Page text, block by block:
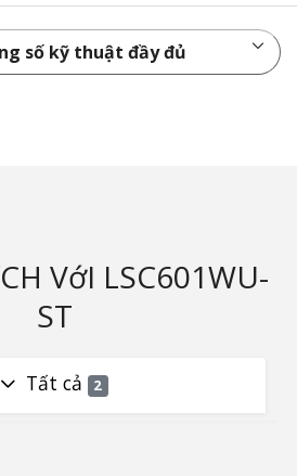
số kỹ thuật đầy đủ
VớI LSC601WU-
ST
Tất cả 2